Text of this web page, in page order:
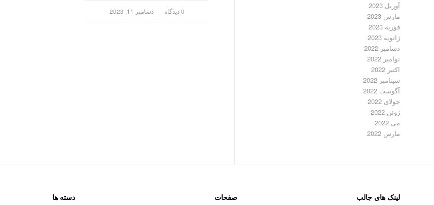
0 دیدگاه دسامبر 11, 2023
آوریل 2023
مارس 2023
فوریه 2023
ژانویه 2023
دسامبر 2022
نوامبر 2022
اکتبر 2022
سپتامبر 2022
آگوست 2022
جولای 2022
ژوئن 2022
می 2022
مارس 2022
لینک های جالب صفحات دسته ها